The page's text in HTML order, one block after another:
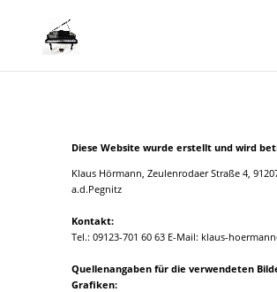
Diese Website wurde erstellt und wird
Klaus Hörmann, Zeulenrodaer Straße 4,
a.d.Pegnitz
Kontakt:
Tel.: 09123-701 60 63 E-Mail: klaus-
Quellenangaben für die verwendeten
Grafiken: